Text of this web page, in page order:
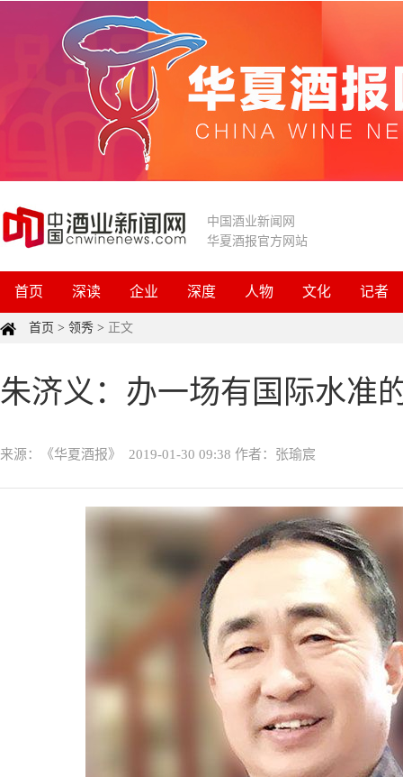
中国酒业新闻网
华夏酒报官方网站
首页 深读 企业 深度 人物 文化 记者
首页 > 领秀 > 正文
朱济义：办一场有国际水准
来源：《华夏酒报》 2019-01-30 09:38 作者：张瑜宸